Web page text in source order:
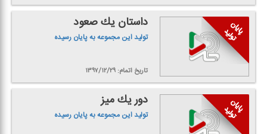
داستان یك صعود
تولید این مجموعه به پایان رسیده
تاریخ اتمام: ۱۳۹۷/۱۲/۲۹
دور یك میز
تولید این مجموعه به پایان رسیده